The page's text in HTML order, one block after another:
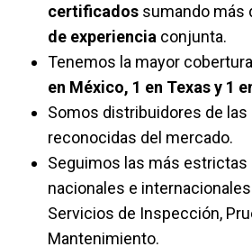
certificados sumando más
de experiencia conjunta.
Tenemos la mayor
en México, 1 en Texas y 1
Somos distribuidores de
reconocidas del mercado.
Seguimos las más estrictas
nacionales e
Servicios de Inspección,
Mantenimiento.